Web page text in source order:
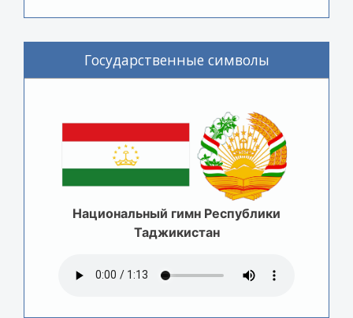
Государственные символы
Национальный гимн Республики
Таджикистан